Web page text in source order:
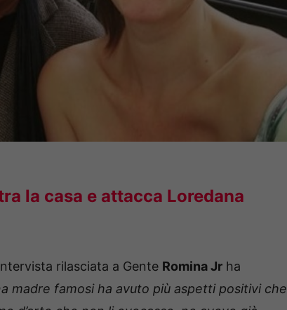
la casa e attacca Loredana
rilasciata a Gente Romina Jr ha
madre famosi ha avuto più aspetti positivi che